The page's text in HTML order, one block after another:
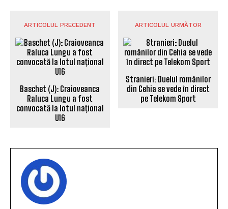
ARTICOLUL PRECEDENT
Baschet (J): Craioveanca
Raluca Lungu a fost
convocată la lotul național
U16
ARTICOLUL URMĂTOR
Stranieri: Duelul românilor
din Cehia se vede în direct
pe Telekom Sport